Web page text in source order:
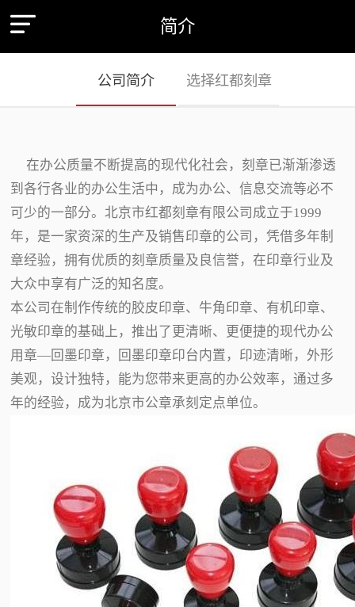
简介
公司简介 选择红都刻章
在办公质量不断提高的现代化社会，刻章已渐渐渗透
到各行各业的办公生活中，成为办公、信息交流等必不
可少的一部分。北京市红都刻章有限公司成立于1999
年，是一家资深的生产及销售印章的公司，凭借多年制
章经验，拥有优质的刻章质量及良信誉，在印章行业及
大众中享有广泛的知名度。
本公司在制作传统的胶皮印章、牛角印章、有机印章、
光敏印章的基础上，推出了更清晰、更便捷的现代办公
用章—回墨印章，回墨印章印台内置，印迹清晰，外形
美观，设计独特，能为您带来更高的办公效率，通过多
年的经验，成为北京市公章承刻定点单位。